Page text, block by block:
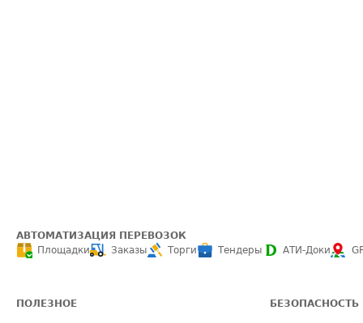
АВТОМАТИЗАЦИЯ ПЕРЕВОЗОК
Площадки
Заказы Торги Тендеры АТИ-Доки
ПОЛЕЗНОЕ БЕЗОПАСНОСТЬ